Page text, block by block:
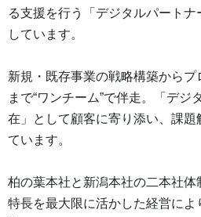
る支援を行う「デジタルパート
しています。
新規・既存事業の戦略構築から
まで“ワンチーム”で伴走。「デジ
在」として顧客に寄り添い、課題
ています。
柏の葉本社と新潟本社の二本社
特長を最大限に活かした経営によ